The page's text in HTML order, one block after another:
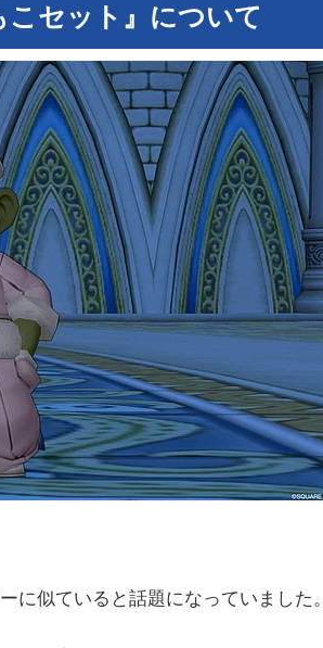
セット』について
に似ていると話題になっていました。